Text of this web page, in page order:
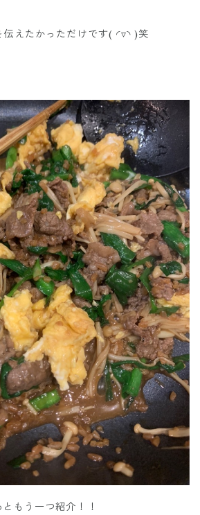
伝えたかっただけです( ◜▿◝ )笑
ともう一つ紹介！！